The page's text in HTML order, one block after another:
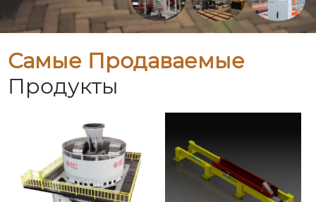
Самые Продаваемые
Продукты